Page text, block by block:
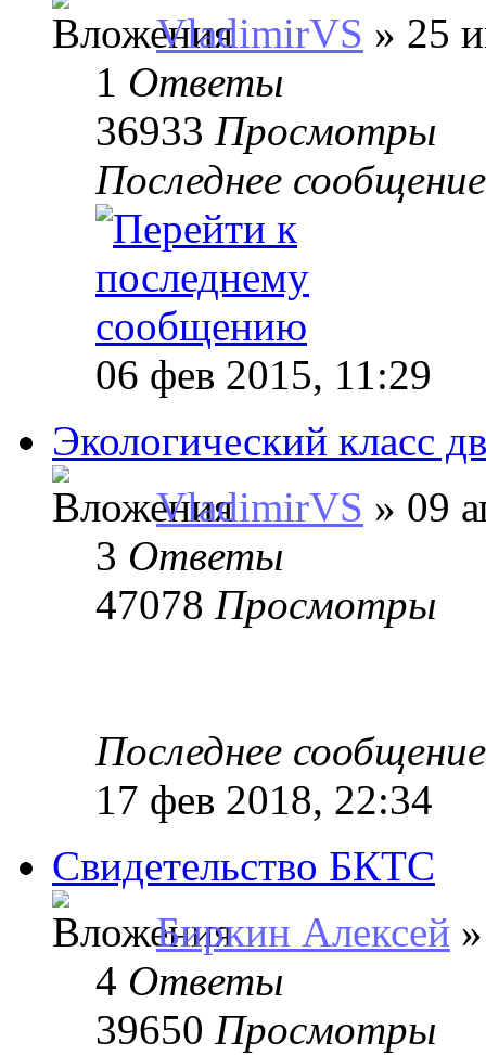
VladimirVS » 25
1 Ответы
36933 Просмотры
Последнее
06 фев 2015, 11:29
Экологический класс
VladimirVS » 09
3 Ответы
47078 Просмотры
Последнее
17 фев 2018, 22:34
Свидетельство БКТС
Биркин Алексей
4 Ответы
39650 Просмотры